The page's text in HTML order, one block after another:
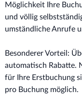
Möglichkeit Ihre
und völlig
umständliche Anrufe
Besonderer Vorteil:
automatisch Rabatte.
für Ihre Erstbuchung
pro Buchung möglich.